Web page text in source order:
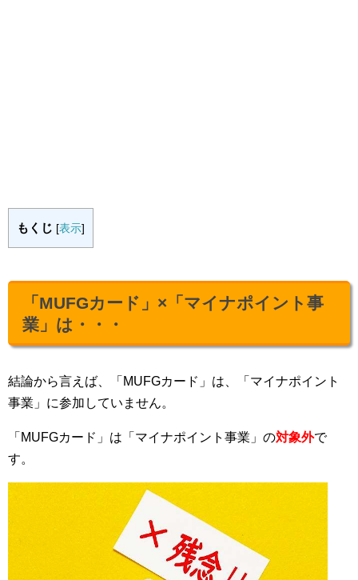
もくじ [表示]
「MUFGカード」×「マイナポイント事
業」は・・・
結論から言えば、「MUFGカード」は、「マイナポイント
事業」に参加していません。
「MUFGカード」は「マイナポイント事業」の対象外で
す。